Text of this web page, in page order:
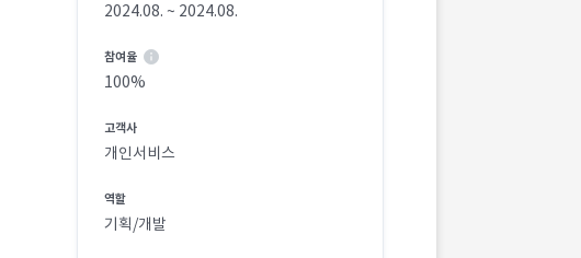
2024.08. ~ 2024.08.
참여율
100%
고객사
개인서비스
역할
기획/개발